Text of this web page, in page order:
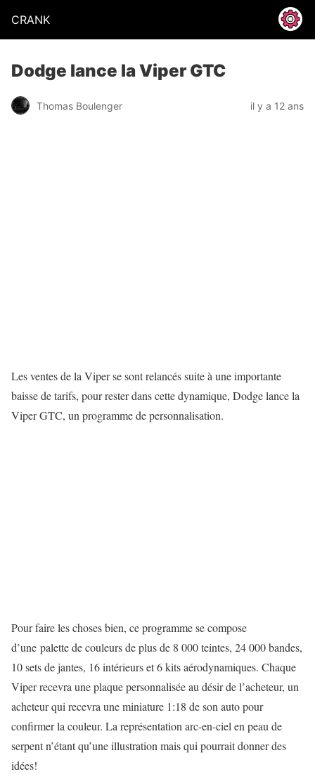
CRANK
Dodge lance la Viper GTC
Thomas Boulenger il y a 12 ans
Les ventes de la Viper se sont relancés suite à une importante
baisse de tarifs, pour rester dans cette dynamique, Dodge lance la
Viper GTC, un programme de personnalisation.
Pour faire les choses bien, ce programme se compose
d’une palette de couleurs de plus de 8 000 teintes, 24 000 bandes,
10 sets de jantes, 16 intérieurs et 6 kits aérodynamiques. Chaque
Viper recevra une plaque personnalisée au désir de l’acheteur, un
acheteur qui recevra une miniature 1:18 de son auto pour
confirmer la couleur. La représentation arc-en-ciel en peau de
serpent n’étant qu’une illustration mais qui pourrait donner des
idées!